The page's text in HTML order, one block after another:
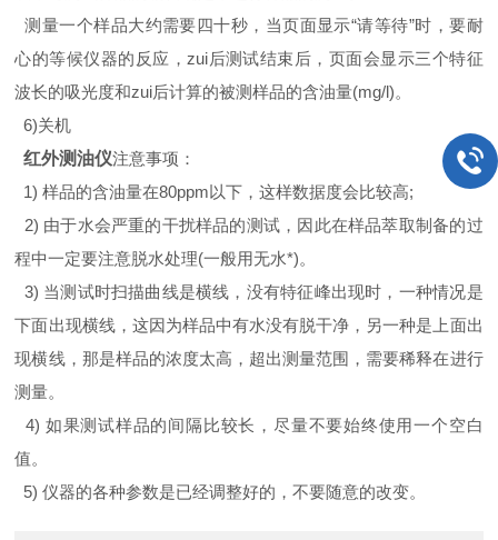
测量一个样品大约需要四十秒，当页面显示“请等待”时，要耐
心的等候仪器的反应，zui后测试结束后，页面会显示三个特征
波长的吸光度和zui后计算的被测样品的含油量(mg/l)。
6)关机
红外测油仪注意事项：
1) 样品的含油量在80ppm以下，这样数据度会比较高;
2) 由于水会严重的干扰样品的测试，因此在样品萃取制备的过
程中一定要注意脱水处理(一般用无水*)。
3) 当测试时扫描曲线是横线，没有特征峰出现时，一种情况是
下面出现横线，这因为样品中有水没有脱干净，另一种是上面出
现横线，那是样品的浓度太高，超出测量范围，需要稀释在进行
测量。
4) 如果测试样品的间隔比较长，尽量不要始终使用一个空白
值。
5) 仪器的各种参数是已经调整好的，不要随意的改变。